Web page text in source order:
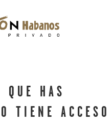
QUE HAS
TIENE ACCESO